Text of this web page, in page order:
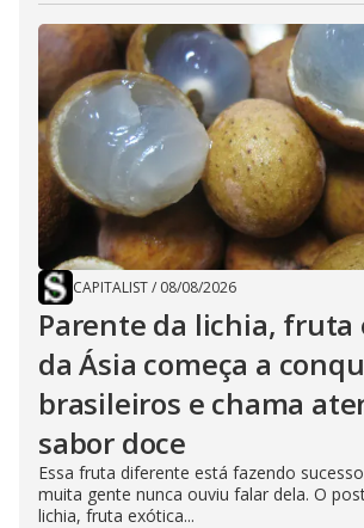
CAPITALIST/ 08/08/2026
Parente da lichia, fruta
da Ásia começa a
brasileiros e chama
sabor doce
Essa fruta diferente está fazendo
muita gente nunca ouviu falar dela. O
lichia, fruta exótica...